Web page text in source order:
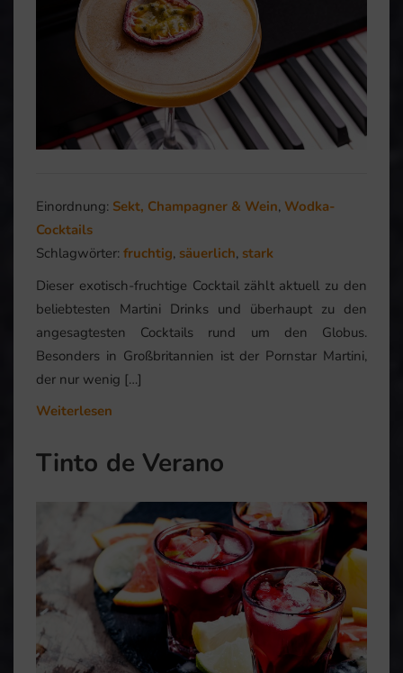
Einordnung: Sekt, Champagner & Wein, Wodka-
Cocktails
Schlagwörter: fruchtig, säuerlich, stark
Dieser exotisch-fruchtige Cocktail zählt aktuell zu den
beliebtesten Martini Drinks und überhaupt zu den
angesagtesten Cocktails rund um den Globus.
Besonders in Großbritannien ist der Pornstar Martini,
der nur wenig […]
Weiterlesen
Tinto de Verano